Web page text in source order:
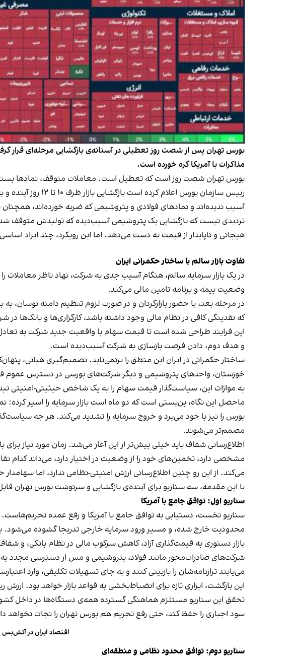
بورس تهران پس از شصت روز تعطیلی در آستانه‌ی بازگشایی مرحله‌ای قرار
مذاکرات با آمریکا گره خورده است.
بورس تهران شصت روز است که تعطیل است. معاملات متوقف، نمادها بسته
رییس سازمان
آسیب ندیده‌اند و نمادهای فولادی و پتروشیمی که ضربه خورده‌اند،
تردیدی نیست که بازگشایی یک پتروشیمی آسیب‌دیده که تولیدش
هیجانی و ناپایدار از قیمت به دست می‌دهد. اما این رویکرد، چند ایراد
تفاوت بازار سالم با ساختار حکمرانی ایران
در یک بازار سرمایه‌ سالم، هنگام آسیب جدی به شرکت، نهاد ناظر
وضعیت بیمه و برنامه‌ تامین مالی می‌کند.
در مرحله‌ بعد، با حضور بازارگردان و در صورت لزوم تنظیم دامنه‌ نوسان،
که نقدینگی کافی در نظام مالی وجود داشته باشد، کارگزاری‌ها و بانک‌ها در
این فرایند طراحی شده است تا قیمت سهام با واقعیت جدید شرکت به
و هدف دوم، دادن فرصت بازسازی به شرکت آسیب‌دیده است.
ساختار حکمرانی در ایران این منطق را برنمی‌تابد. تصمیم‌گیری هیاتی،
خوزستان، واحدهای پتروشیمی و دیگر شرکت‌های بورسی در دسترس عموم
به موازات این، سیاست‌گذار قیمت سهام را به یک شاخص حیثیتی-
ماحصل این نگاه، بن‌بستی است که دو ماه است بازار سرمایه را اسیر کرده:
بورس را نیز با خود می‌برد و خروج سرمایه را تشدید می‌کند. هر چه
مصمم‌تر می‌شوند.
اطلاع‌رسانی شفاف باید خیلی پیش‌تر از این آغاز می‌شد. زمان مورد نیاز
مشخصی دارد، تخمین‌های خود را از وضعیت در اختیار دارد، می‌داند کدام
می‌کند. از این رو چنین اطلاع‌رسانی ارزش امنیتی-نظامی ندارد، اما
با این مقدمه، سه سناریو برای آینده‌ی بازگشایی و سرنوشت بورس تهران
سناریو اول: توافق جامع با آمریکا
سناریو نخست، دستیابی به توافق جامع با آمریکا و رفع عمده‌
محدودیت خارج شده، و مسیر ورود سرمایه‌ خارجی تدریجا گشوده می‌شود.
بازار دستوری به قیمت‌گذاری آزاد، کاهش سرکوب مالی در نظام بانکی، و
شرکت‌های صادرات‌محور مانند فولاد، پتروشیمی و مس از دسترسی مجدد
می‌یابند ترازنامه‌شان را بازبینی کنند و به جای تسهیلات تکلیفی، وارد
این بازگشت، ابزاری تازه برای انضباط‌بخشی به قواعد بازار خواهد بود.
تحقق این سناریو مستلزم هماهنگی گسترده‌ همه‌ی دستگاه‌ها در داخل
سود اجباری را حفظ کند، حتی رفع تحریم هم بورس تهران را نجات نخواهد
اقتصاد ایران در آتش‌بس
سناریو دوم: توافق محدود نظامی و منطقه‌ای